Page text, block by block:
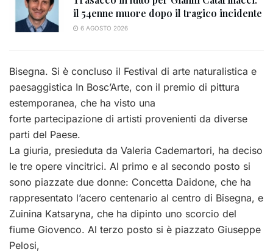
il 54enne muore dopo il tragico incidente
6 AGOSTO 2026
Bisegna. Si è concluso il Festival di arte naturalistica e
paesaggistica In Bosc’Arte, con il premio di pittura
estemporanea, che ha visto una
forte partecipazione di artisti provenienti da diverse
parti del Paese.
La giuria, presieduta da Valeria Cademartori, ha deciso
le tre opere vincitrici. Al primo e al secondo posto si
sono piazzate due donne: Concetta Daidone, che ha
rappresentato l’acero centenario al centro di Bisegna, e
Zuinina Katsaryna, che ha dipinto uno scorcio del
fiume Giovenco. Al terzo posto si è piazzato Giuseppe
Pelosi,